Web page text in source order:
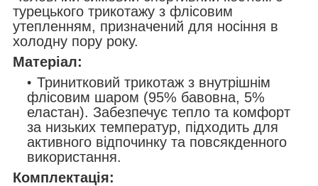
турецького трикотажу з флісовим
утепленням, призначений для носіння в
холодну пору року.
Матеріал:
Тринитковий трикотаж з внутрішнім
флісовим шаром (95% бавовна, 5%
еластан). Забезпечує тепло та комфорт
за низьких температур, підходить для
активного відпочинку та повсякденного
використання.
Комплектація: